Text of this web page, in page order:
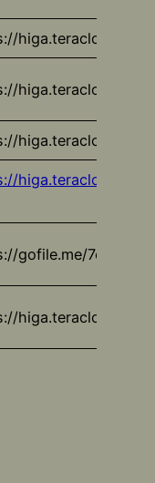
higa.teracloud.jp/
higa.teracloud.jp/
higa.teracloud.jp/
higa.teracloud.jp/
gofile.me/7eX2U/
higa.teracloud.jp/